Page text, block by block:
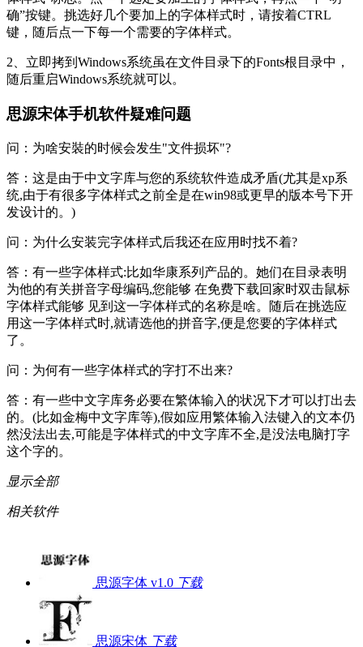
确”按键。挑选好几个要加上的字体样式时，请按着CTRL
键，随后点一下每一个需要的字体样式。
2、立即拷到Windows系统虽在文件目录下的Fonts根目录中，
随后重启Windows系统就可以。
思源宋体手机软件疑难问题
问：为啥安裝的时候会发生"文件损坏"?
答：这是由于中文字库与您的系统软件造成矛盾(尤其是xp系
统,由于有很多字体样式之前全是在win98或更早的版本号下开
发设计的。)
问：为什么安装完字体样式后我还在应用时找不着?
答：有一些字体样式:比如华康系列产品的。她们在目录表明
为他的有关拼音字母编码,您能够 在免费下载回家时双击鼠标
字体样式能够 见到这一字体样式的名称是啥。随后在挑选应
用这一字体样式时,就请选他的拼音字,便是您要的字体样式
了。
问：为何有一些字体样式的字打不出来?
答：有一些中文字库务必要在繁体输入的状况下才可以打出去
的。(比如金梅中文字库等),假如应用繁体输入法键入的文本仍
然没法出去,可能是字体样式的中文字库不全,是没法电脑打字
这个字的。
显示全部
相关软件
思源字体 v1.0 下载
思源宋体 下载